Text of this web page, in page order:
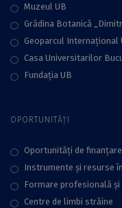
Muzeul UB
Grădina Botanică
Geoparcul Internațional
Casa Universitarilor
Fundaţia UB
OPORTUNITĂȚI
Oportunități de finanțare
Instrumente și resurse
Formare profesională
Centre de limbi străine